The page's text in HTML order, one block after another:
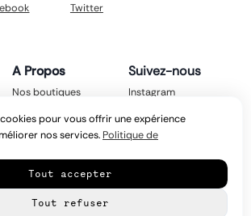
Twitter
A Propos
Nos boutiques
Mentions légales
CGV
Politique de
confidentialité
Suivez-nous
Instagram
Twitter
pour vous offrir une expérience
nos services. Politique de
Tout accepter
Tout refuser